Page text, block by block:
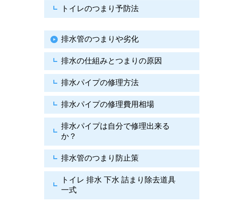
トイレのつまり予防法
排水管のつまりや劣化
排水の仕組みとつまりの原因
排水パイプの修理方法
排水パイプの修理費用相場
排水パイプは自分で修理出来る
か？
排水管のつまり防止策
トイレ 排水 下水 詰まり除去道具
一式